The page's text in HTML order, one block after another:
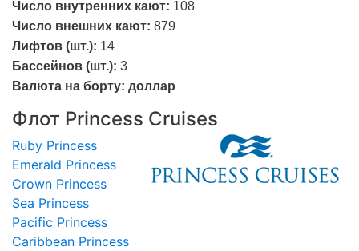
Число внутренних кают: 108
Число внешних кают: 879
Лифтов (шт.): 14
Бассейнов (шт.): 3
Валюта на борту: доллар
Флот Princess Cruises
Ruby Princess
Emerald Princess
Crown Princess
Sea Princess
Pacific Princess
Caribbean Princess